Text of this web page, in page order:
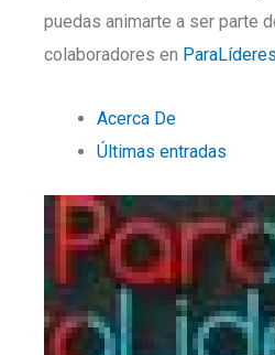
puedas animarte a ser parte
colaboradores en
Acerca De
Últimas entradas